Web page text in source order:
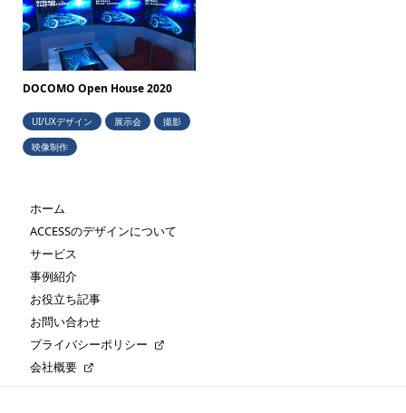
DOCOMO Open House 2020
UI/UXデザイン 展示会
撮影
映像制作
ホーム
ACCESSのデザインについて
サービス
事例紹介
お役立ち記事
お問い合わせ
プライバシーポリシー
会社概要